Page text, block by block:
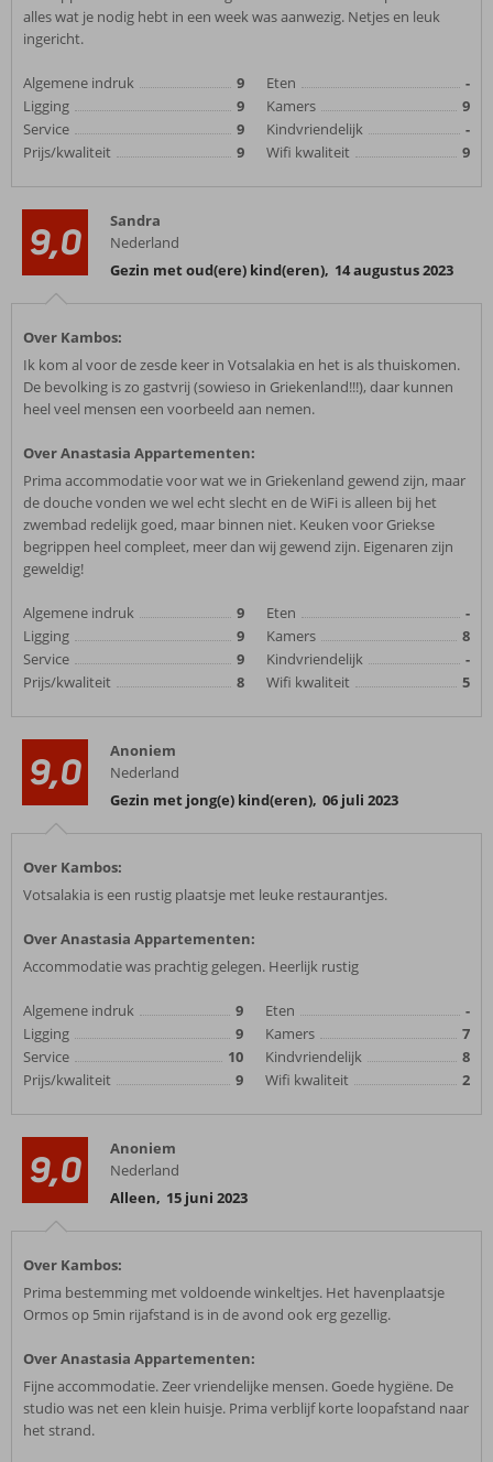
alles wat je nodig hebt in een week was aanwezig. Netjes en leuk
ingericht.
Algemene indruk
9
Ligging
9
Service
9
Prijs/kwaliteit
9
Eten
-
Kamers
9
Kindvriendelijk
-
Wifi kwaliteit
9
9,0
Sandra
Nederland
Gezin met oud(ere) kind(eren), 14 augustus 2023
Over Kambos:
Ik kom al voor de zesde keer in Votsalakia en het is als thuiskomen.
De bevolking is zo gastvrij (sowieso in Griekenland!!!), daar kunnen
heel veel mensen een voorbeeld aan nemen.
Over Anastasia Appartementen:
Prima accommodatie voor wat we in Griekenland gewend zijn, maar
de douche vonden we wel echt slecht en de WiFi is alleen bij het
zwembad redelijk goed, maar binnen niet. Keuken voor Griekse
begrippen heel compleet, meer dan wij gewend zijn. Eigenaren zijn
geweldig!
Algemene indruk
9
Ligging
9
Service
9
Prijs/kwaliteit
8
Eten
-
Kamers
8
Kindvriendelijk
-
Wifi kwaliteit
5
9,0
Anoniem
Nederland
Gezin met jong(e) kind(eren), 06 juli 2023
Over Kambos:
Votsalakia is een rustig plaatsje met leuke restaurantjes.
Over Anastasia Appartementen:
Accommodatie was prachtig gelegen. Heerlijk rustig
Algemene indruk
9
Ligging
9
Service
10
Prijs/kwaliteit
9
Eten
-
Kamers
7
Kindvriendelijk
8
Wifi kwaliteit
2
9,0
Anoniem
Nederland
Alleen, 15 juni 2023
Over Kambos:
Prima bestemming met voldoende winkeltjes. Het havenplaatsje
Ormos op 5min rijafstand is in de avond ook erg gezellig.
Over Anastasia Appartementen:
Fijne accommodatie. Zeer vriendelijke mensen. Goede hygiëne. De
studio was net een klein huisje. Prima verblijf korte loopafstand naar
het strand.